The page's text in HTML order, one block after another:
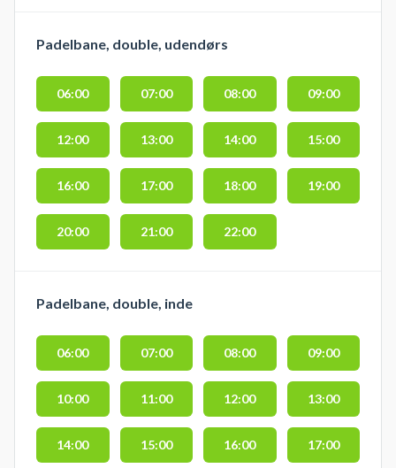
Padelbane, double, udendørs
06:00 07:00 08:00 09:00
12:00 13:00 14:00 15:00
16:00 17:00 18:00 19:00
20:00 21:00 22:00
Padelbane, double, inde
06:00 07:00 08:00 09:00
10:00 11:00 12:00 13:00
14:00 15:00 16:00 17:00